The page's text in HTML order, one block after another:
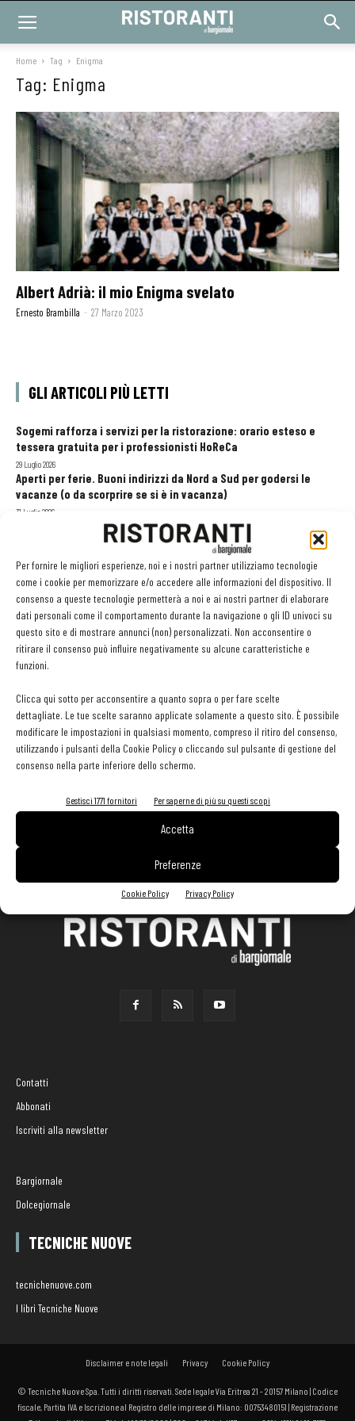
Per fornire le migliori esperienze, noi e i nostri partner utilizziamo tecnologie
come i cookie per memorizzare e/o accedere alle informazioni del dispositivo. Il
consenso a queste tecnologie permetterà a noi e ai nostri partner di elaborare
dati personali come il comportamento durante la navigazione o gli ID univoci su
questo sito e di mostrare annunci (non) personalizzati. Non acconsentire o
ritirare il consenso può influire negativamente su alcune caratteristiche e
funzioni.
Clicca qui sotto per acconsentire a quanto sopra o per fare scelte
dettagliate. Le tue scelte saranno applicate solamente a questo sito. È possibile
modificare le impostazioni in qualsiasi momento, compreso il ritiro del consenso,
utilizzando i pulsanti della Cookie Policy o cliccando sul pulsante di gestione del
consenso nella parte inferiore dello schermo.
Gestisci 1771 fornitori Per saperne di più su questi scopi
Accetta
Preferenze
Cookie Policy Privacy Policy
Home Tag Enigma
Tag: Enigma
Albert Adrià: il mio Enigma svelato
Ernesto Brambilla - 27 Marzo 2023
GLI ARTICOLI PIÙ LETTI
Sogemi rafforza i servizi per la ristorazione: orario esteso e
tessera gratuita per i professionisti HoReCa
29 Luglio 2026
Aperti per ferie. Buoni indirizzi da Nord a Sud per godersi le
vacanze (o da scorprire se si è in vacanza)
31 Luglio 2026
Recensioni online, Fipe e le associazioni del turismo chiedono
modifiche alle Linee Guida dell’Antitrust
20 Luglio 2026
EDICOLA WEB
Contatti
Abbonati
Iscriviti alla newsletter
Bargiornale
Dolcegiornale
TECNICHE NUOVE
tecnichenuove.com
I libri Tecniche Nuove
Disclaimer e note legali Privacy Cookie Policy
© Tecniche Nuove Spa. Tutti i diritti riservati. Sede legale Via Eritrea 21 - 20157 Milano | Codice
fiscale, Partita IVA e Iscrizione al Registro delle imprese di Milano: 00753480151 | Registrazione